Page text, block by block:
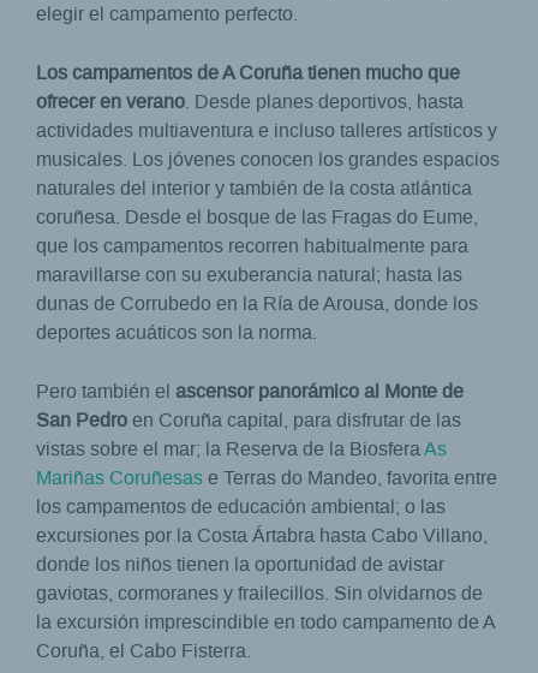
elegir el campamento perfecto.
Los campamentos de A Coruña tienen mucho que
ofrecer en verano. Desde planes deportivos, hasta
actividades multiaventura e incluso talleres artísticos y
musicales. Los jóvenes conocen los grandes espacios
naturales del interior y también de la costa atlántica
coruñesa. Desde el bosque de las Fragas do Eume,
que los campamentos recorren habitualmente para
maravillarse con su exuberancia natural; hasta las
dunas de Corrubedo en la Ría de Arousa, donde los
deportes acuáticos son la norma.
Pero también el ascensor panorámico al Monte de
San Pedroen Coruña capital, para disfrutar de las
vistas sobre el mar; la Reserva de la BiosferaAs
Mariñas Coruñesase Terras do Mandeo, favorita entre
los campamentos de educación ambiental; o las
excursiones por la Costa Ártabra hasta Cabo Villano,
donde los niños tienen la oportunidad de avistar
gaviotas, cormoranes y frailecillos. Sin olvidarnos de
la excursión imprescindible en todo campamento de A
Coruña, el Cabo Fisterra.